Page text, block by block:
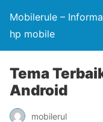
Mobilerule –
hp mobile
Tema
Android
mobilerul